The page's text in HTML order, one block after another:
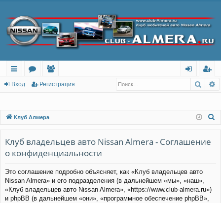
с
лк
и
о
м
ы
ол
ов
ат
ел
ег
тр
ац
ия
Вход Регистрация
Клуб Алмера
Клуб владельцев авто Nissan Almera - Соглашение
о конфиденциальности
Это соглашение подробно объясняет, как «Клуб владельцев авто
Nissan Almera» и его подразделения (в дальнейшем «мы», «наш»,
«Клуб владельцев авто Nissan Almera», «https://www.club-almera.ru»)
и phpBB (в дальнейшем «они», «программное обеспечение phpBB»,